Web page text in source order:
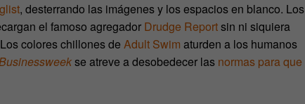
, desterrando las imágenes y los espacios en blanco. Los
el famoso agregador Drudge Reportsin ni siquiera
colores chillones de Adult Swim aturden a los humanos
se atreve a desobedecer las normas para que